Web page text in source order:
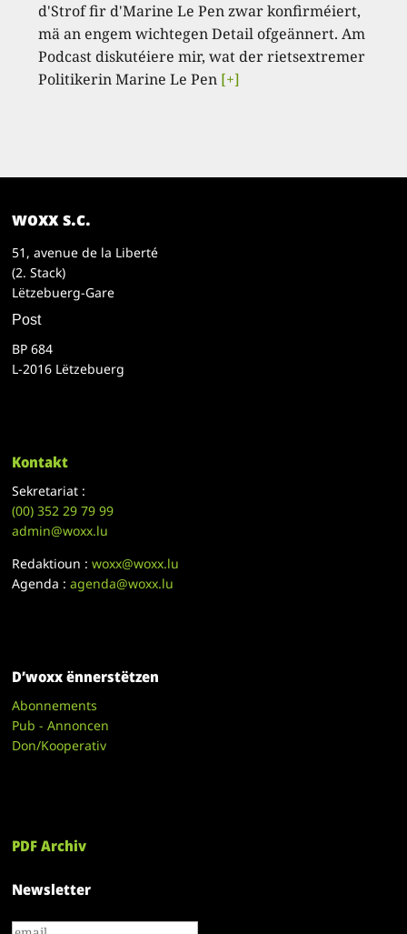
d'Strof fir d'Marine Le Pen zwar konfirméiert,
mä an engem wichtegen Detail ofgeännert. Am
Podcast diskutéiere mir, wat der rietsextremer
Politikerin Marine Le Pen [+]
woxx s.c.
51, avenue de la Liberté
(2. Stack)
Lëtzebuerg-Gare
Post
BP 684
L-2016 Lëtzebuerg
Kontakt
Sekretariat :
(00)352 29 79 99
admin@woxx.lu
Redaktioun :woxx@woxx.lu
Agenda :agenda@woxx.lu
D’woxx ënnerstëtzen
Abonnements
Pub - Annoncen
Don/Kooperativ
PDF Archiv
Newsletter